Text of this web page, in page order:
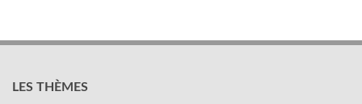
LES THÈMES